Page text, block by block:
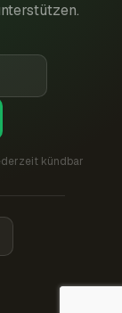
kündbar